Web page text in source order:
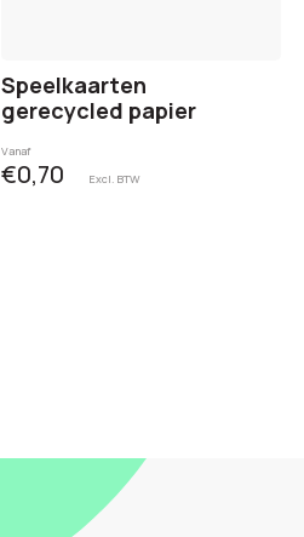
Speelkaarten
gerecycled papier
Vanaf
€0,70 Excl. BTW